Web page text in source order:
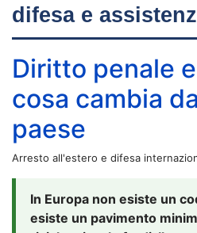
difesa e
Diritto penale
cosa cambia
paese
Arresto all'estero e difesa
In Europa non esiste un
esiste un pavimento